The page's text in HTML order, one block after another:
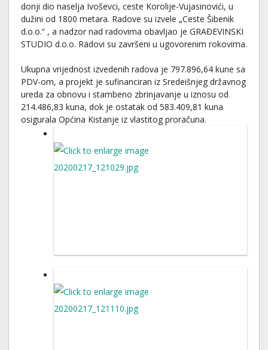
donji dio naselja Ivoševci, ceste Korolije-Vujasinovići, u
dužini od 1800 metara. Radove su izvele „Ceste Šibenik
d.o.o.“ , a nadzor nad radovima obavljao je GRAĐEVINSKI
STUDIO d.o.o. Radovi su završeni u ugovorenim rokovima.
Ukupna vrijednost izvedenih radova je 797.896,64 kune sa
PDV-om, a projekt je sufinanciran iz Sredeišnjeg državnog
ureda za obnovu i stambeno zbrinjavanje u iznosu od
214.486,83 kuna, dok je ostatak od 583.409,81 kuna
osigurala Općina Kistanje iz vlastitog proračuna.